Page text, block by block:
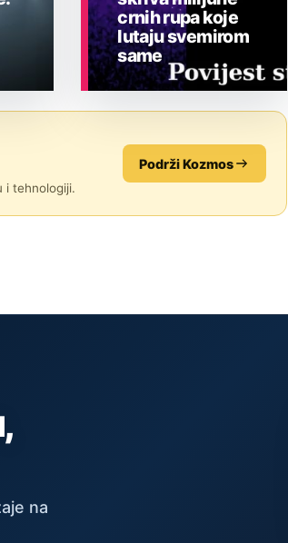
crnih rupa koje
lutaju svemirom
same
i tehnologiji.
Podrži Kozmos
na